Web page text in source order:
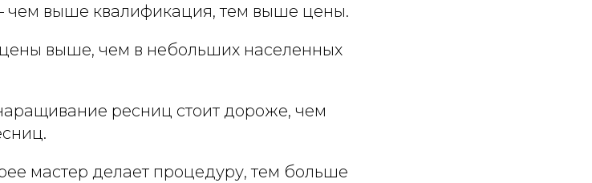
чем выше квалификация, тем выше цены.
выше, чем в небольших населенных
ресниц стоит дороже, чем
мастер делает процедуру, тем больше